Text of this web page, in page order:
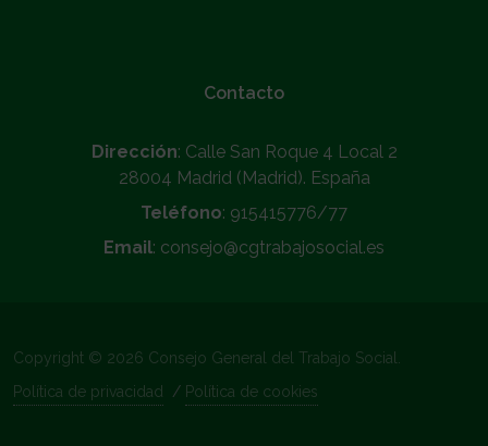
Contacto
Dirección: Calle San Roque 4 Local 2
28004 Madrid (Madrid). España
Teléfono: 915415776/77
Email: consejo@cgtrabajosocial.es
Copyright © 2026 Consejo General del Trabajo Social.
Política de privacidad
/ Política de cookies